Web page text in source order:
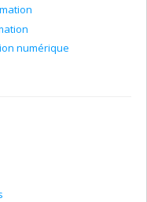
numérique